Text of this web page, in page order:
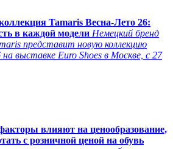
Tamaris Весна-Лето 26:
в каждой модели Немецкий бренд
представит новую коллекцию
выставке Euro Shoes в Москве, с 27
влияют на ценообразование,
с розничной ценой на обувь